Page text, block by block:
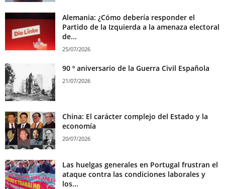
Alemania: ¿Cómo debería responder el
Partido de la Izquierda a la amenaza electoral
de...
25/07/2026
90 º aniversario de la Guerra Civil Española
21/07/2026
China: El carácter complejo del Estado y la
economía
20/07/2026
Las huelgas generales en Portugal frustran el
ataque contra las condiciones laborales y
los...